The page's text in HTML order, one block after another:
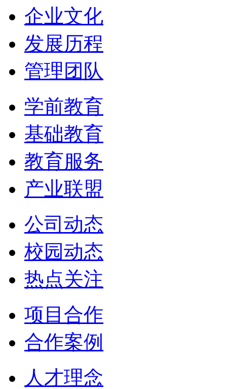
企业文化
发展历程
管理团队
学前教育
基础教育
教育服务
产业联盟
公司动态
校园动态
热点关注
项目合作
合作案例
人才理念